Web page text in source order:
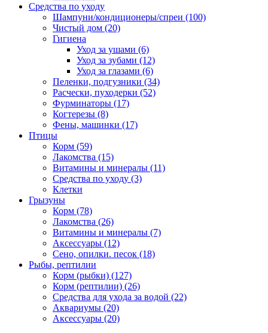
Средства по уходу
Шампуни/кондиционеры/спреи (100)
Чистый дом (20)
Гигиена
Уход за ушами (6)
Уход за зубами (12)
Уход за глазами (6)
Пеленки, подгузники (34)
Расчески, пуходерки (52)
Фурминаторы (17)
Когтерезы (8)
Фены, машинки (17)
Птицы
Корм (59)
Лакомства (15)
Витамины и минералы (11)
Средства по уходу (3)
Клетки
Грызуны
Корм (78)
Лакомства (26)
Витамины и минералы (7)
Аксессуары (12)
Сено, опилки. песок (18)
Рыбы, рептилии
Корм (рыбки) (127)
Корм (рептилии) (26)
Средства для ухода за водой (22)
Аквариумы (20)
Аксессуары (20)